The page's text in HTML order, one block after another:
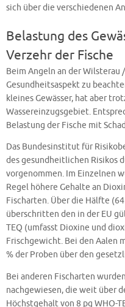
sich über die verschiedenen
Belastung des
Verzehr der Fische
Beim Angeln an der Wilsterau
Gesundheitsaspekt zu
kleines Gewässer, hat aber
Wassereinzugsgebiet.
Belastung der Fische mit
Das Bundesinstitut für
des gesundheitlichen Risikos
vorgenommen. Im Einzelnen
Regel höhere Gehalte an
Fischarten. Über die Hälfte
überschritten den in der EU
TEQ (umfasst Dioxine und
Frischgewicht. Bei den Aalen
% der Proben über den
Bei anderen Fischarten
nachgewiesen, die weit über
Höchstgehalt von 8 pg WHO-